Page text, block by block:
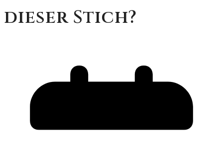
dieser Stich?